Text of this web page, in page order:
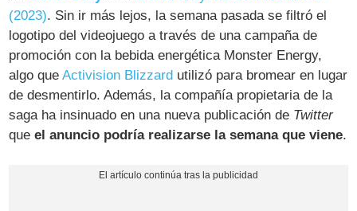
(2023). Sin ir más lejos, la semana pasada se filtró el
logotipo del videojuego a través de una campaña de
promoción con la bebida energética Monster Energy,
algo queActivision Blizzard utilizó para bromear en lugar
de desmentirlo. Además, la compañía propietaria de la
saga ha insinuado en una nueva publicación de Twitter
queel anuncio podría realizarse la semana que viene.